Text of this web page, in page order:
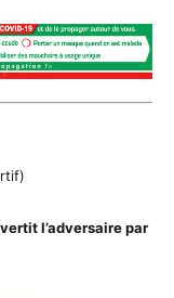
l’adversaire par